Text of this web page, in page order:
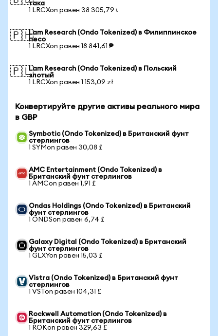
така
1 LRCXon равен 38 305,79 ৳
🇵🇭Lam Research (Ondo Tokenized) в Филиппинское
песо
1 LRCXon равен 18 841,61 ₱
🇵🇱Lam Research (Ondo Tokenized) в Польский
злотый
1 LRCXon равен 1 153,09 zł
Конвертируйте другие активы реального мира
в GBP
Symbotic (Ondo Tokenized) в Британский фунт
стерлингов
1 SYMon равен 30,08 £
AMC Entertainment (Ondo Tokenized) в
Британский фунт стерлингов
1 AMCon равен 1,91 £
Ondas Holdings (Ondo Tokenized) в Британский
фунт стерлингов
1 ONDSon равен 6,74 £
Galaxy Digital (Ondo Tokenized) в Британский
фунт стерлингов
1 GLXYon равен 15,03 £
Vistra (Ondo Tokenized) в Британский фунт
стерлингов
1 VSTon равен 104,31 £
Rockwell Automation (Ondo Tokenized) в
Британский фунт стерлингов
1 ROKon равен 329,63 £